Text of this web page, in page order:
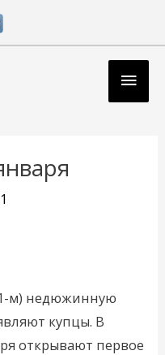
м) недюжинную
купцы. В
открывают первое